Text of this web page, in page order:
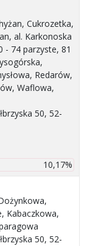
Cukrozetka,
al. Karkonoska
- 74 parzyste, 81
Redarów,
Waflowa,
50, 52-
10,17%
Kabaczkowa,
50, 52-